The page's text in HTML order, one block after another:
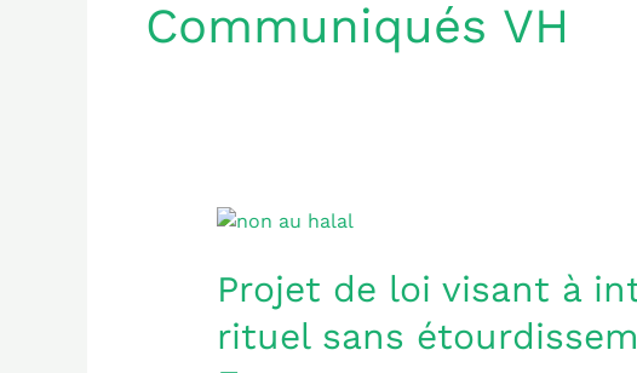
Communiqués VH
Projet de loi visant à
rituel sans
Projet
loi
visant
à